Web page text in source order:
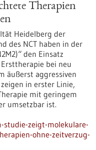
Therapien
Heidelberg der
des NCT haben in der
den Einsatz
bei neu
äußerst aggressiven
in erster Linie,
mit geringem
umsetzbar ist.
zeigt-molekulare-
ohne-zeitverzug-